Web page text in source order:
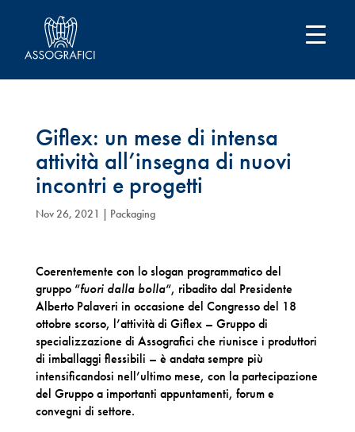
Giflex: un mese di intensa
attività all’insegna di nuovi
incontri e progetti
Nov 26, 2021 | Packaging
Coerentemente con lo slogan programmatico del
gruppo “fuori dalla bolla“, ribadito dal Presidente
Alberto Palaveri in occasione del Congresso del 18
ottobre scorso, l’attività di Giflex – Gruppo di
specializzazione di Assografici che riunisce i produttori
di imballaggi flessibili – è andata sempre più
intensificandosi nell’ultimo mese, con la partecipazione
del Gruppo a importanti appuntamenti, forum e
convegni di settore.